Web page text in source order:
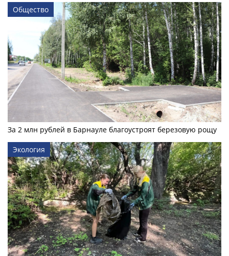
Общество
За 2 млн рублей в Барнауле благоустроят березовую рощу
Экология